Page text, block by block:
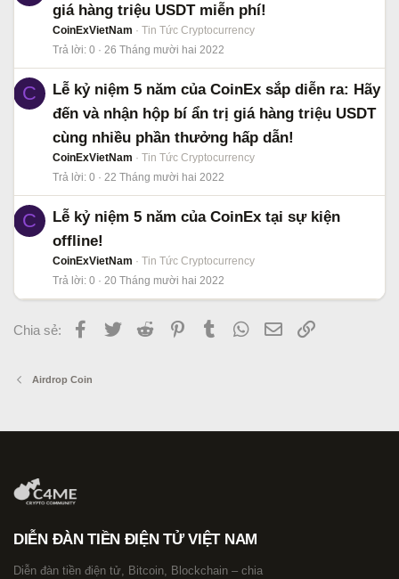
giá hàng triệu USDT miễn phí!
CoinExVietNam
Tin Tức Cryptocurrency
Trả lời 0 26 Tháng mười hai 2022
C
Lễ kỷ niệm 5 năm của CoinEx sắp diễn ra: Hãy
đến và nhận hộp bí ẩn trị giá hàng triệu USDT
cùng nhiều phần thưởng hấp dẫn!
CoinExVietNam
Tin Tức Cryptocurrency
Trả lời 0 22 Tháng mười hai 2022
C
Lễ kỷ niệm 5 năm của CoinEx tại sự kiện
offline!
CoinExVietNam
Tin Tức Cryptocurrency
Trả lời 0 20 Tháng mười hai 2022
Chia sẻ: Facebook
Twitter Reddit PinterestTumblr WhatsApp
Email
Airdrop Coin
DIỄN ĐÀN TIỀN ĐIỆN TỬ VIỆT NAM
Diễn đàn tiền điện tử, Bitcoin, Blockchain – chia